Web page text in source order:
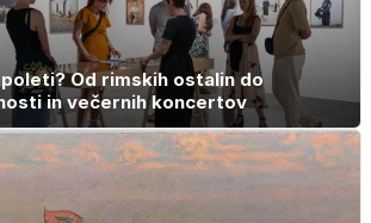
poleti? Od rimskih ostalin do
in večernih koncertov